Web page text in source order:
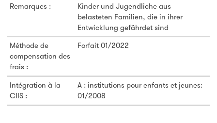
Remarques :
Kinder und Jugendliche aus
belasteten Familien, die in ihrer
Entwicklung gefährdet sind
Méthode de
compensation des
frais :
Forfait 01/2022
Intégration à la
CIIS :
A : institutions pour enfants et jeunes:
01/2008